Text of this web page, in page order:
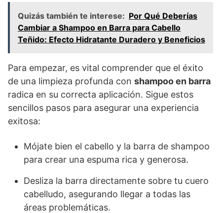
Quizás también te interese: Por Qué Deberías
Cambiar a Shampoo en Barra para Cabello
Teñido: Efecto Hidratante Duradero y Beneficios
Para empezar, es vital comprender que el éxito
de una limpieza profunda con shampoo en barra
radica en su correcta aplicación. Sigue estos
sencillos pasos para asegurar una experiencia
exitosa:
Mójate bien el cabello y la barra de shampoo
para crear una espuma rica y generosa.
Desliza la barra directamente sobre tu cuero
cabelludo, asegurando llegar a todas las
áreas problemáticas.